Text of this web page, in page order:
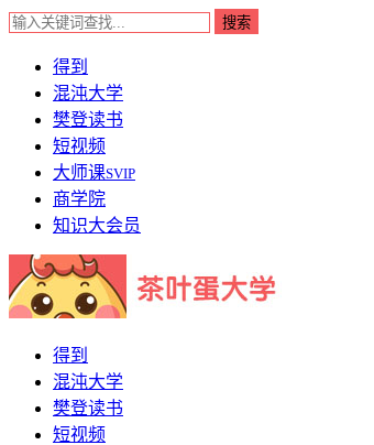
得到
混沌大学
樊登读书
短视频
大师课SVIP
商学院
知识大会员
得到
混沌大学
樊登读书
短视频